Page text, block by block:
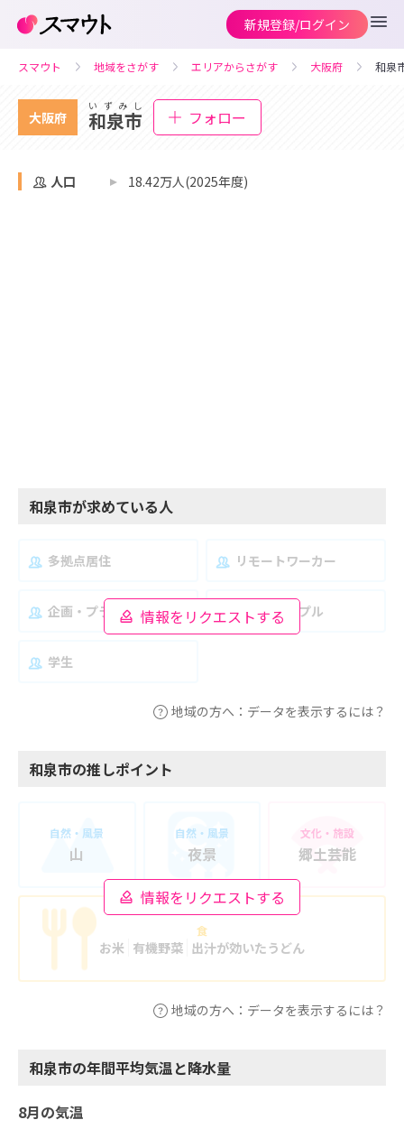
新規登録/ログイン
スマウト 地域をさがす エリアからさがす 大阪府 和泉
大阪府
いずみし
和泉市 フォロー
人口 18.42万人(2025年度)
和泉市が求めている人
情報をリクエストする
多拠点居住 リモートワーカー
企画・プランナー 夫婦・カップル
学生
地域の方へ：データを表示するには？
和泉市の推しポイント
情報をリクエストする
自然・風景
山
自然・風景
夜景
文化・施設
郷土芸能
食
お米 有機野菜 出汁が効いたうどん
地域の方へ：データを表示するには？
和泉市の年間平均気温と降水量
8月の気温